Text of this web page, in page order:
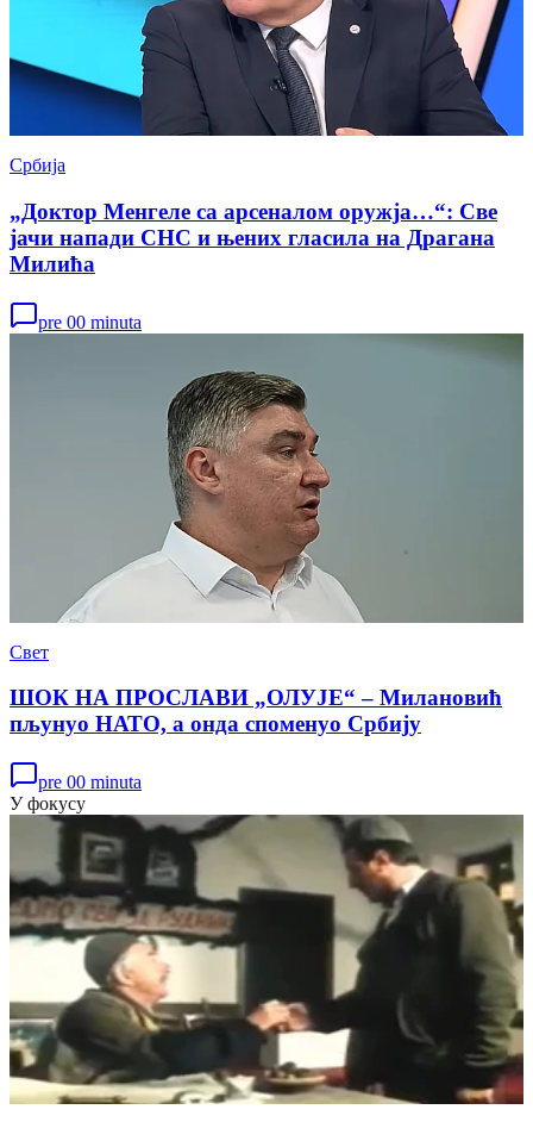
Србија
„Доктор Менгеле са арсеналом оружја…“: Све
јачи напади СНС и њених гласила на Драгана
Милића
pre 00 minuta
Свет
ШОК НА ПРОСЛАВИ „ОЛУЈЕ“ – Милановић
пљунуо НАТО, а онда споменуо Србију
pre 00 minuta
У фокусу